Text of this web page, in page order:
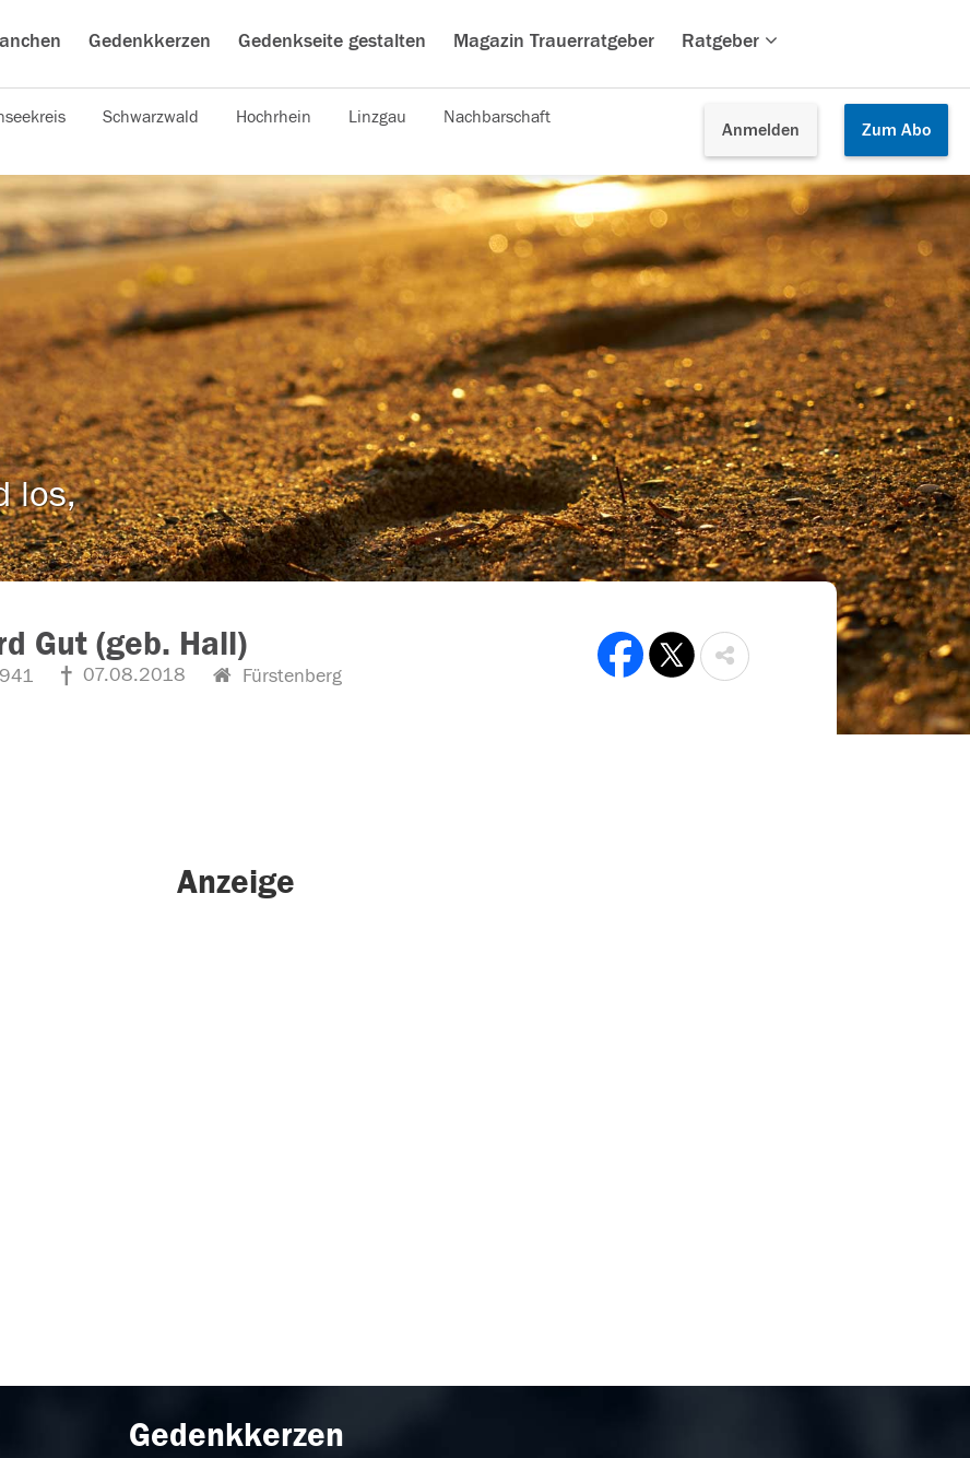
Gedenkkerzen Gedenkseite gestalten Magazin Trauerratgeber Ratgeber
Anmelden Zum Abo
Schwarzwald Hochrhein Linzgau Nachbarschaft
los,
Gut (geb. Hall)
07.08.2018 Fürstenberg
Anzeige
Gedenkkerzen